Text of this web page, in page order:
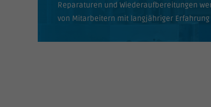
Reparaturen und Wiederaufbereitungen
von Mitarbeitern mit langjähriger Erfahrung